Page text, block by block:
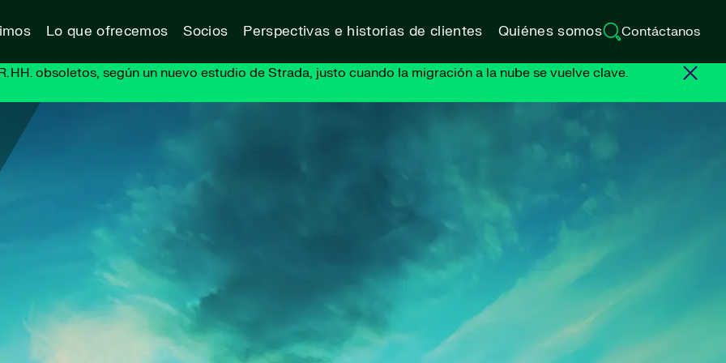
Lo que ofrecemos Socios Perspectivas e historias de clientes Quiénes somos Contáctanos
HH. obsoletos, según un nuevo estudio de Strada, justo cuando la migración a la nube se vuelve clave.